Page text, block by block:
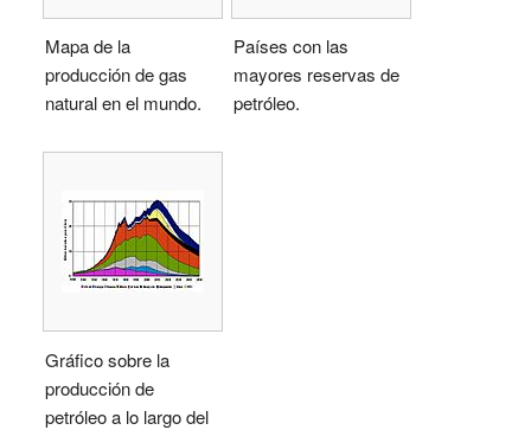
Mapa de la
producción de gas
natural en el mundo.
Países con las
mayores reservas de
petróleo.
Gráfico sobre la
producción de
petróleo a lo largo del